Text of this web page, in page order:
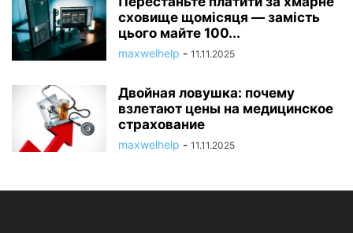
сховище щомісяця — замість
цього майте 100...
maxwelhelp - 11.11.2025
Двойная ловушка: почему
взлетают цены на медицинское
страхование
maxwelhelp - 11.11.2025